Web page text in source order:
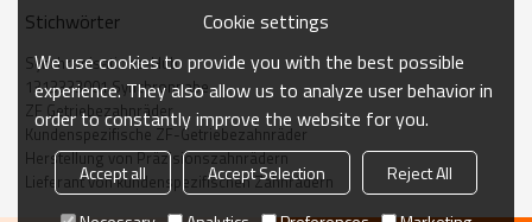
Größe
/
Gewicht (kg）
2,05
Anwendung
IVECO, DAF, MERCEDES, MAN, RENAULT,
VOLVO, ZF, ASTRA, ISUZU
Beschreibung:
Die Synchronnabe OEM Nr. 42540015, 42541902,
PAIRGEARS
Stichwörter
Synchronisations-Hub
1313333001 Synchronnabe
ZF Getriebezahnräder
Kundenspezifische ZF-Getriebezahnräder
Herstellung von Präzisionszahnrädern
Lieferant von kundenspezifischen Zahnrädern
Cookie settings
We use cookies to provide you with the best possible
experience. They also allow us to analyze user behavior in
order to constantly improve the website for you.
Accept all Accept Selection
Reject All